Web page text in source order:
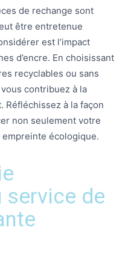
de rechange sont
être entretenue
est l’impact
d’encre. En choisissant
recyclables ou sans
contribuez à la
Réfléchissez à la façon
non seulement votre
écologique.
service de